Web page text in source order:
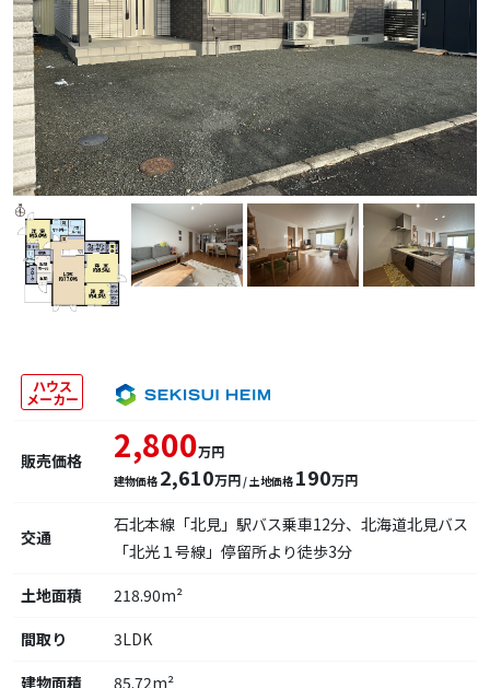
ハウス
メーカー
販売価格 2,800万円
建物価格 2,610万円 / 土地価格 190万円
交通
石北本線「北見」駅バス乗車12分、北海道北見バス
「北光１号線」停留所より徒歩3分
土地面積
218.90m²
間取り
3LDK
建物面積
85.72m²